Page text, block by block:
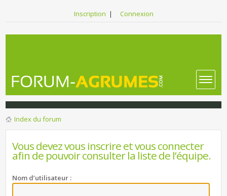
Inscription | Connexion
Index du forum
Vous devez vous inscrire et vous connecter
afin de pouvoir consulter la liste de l’équipe.
Nom d’utilisateur :